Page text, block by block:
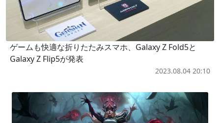
ゲームも快適な折りたたみスマホ、Galaxy Z Fold5と
Galaxy Z Flip5が発表
2023.08.04 20:10